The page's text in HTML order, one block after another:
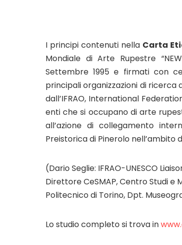
I principi contenuti nella Carta
Mondiale di Arte Rupestre
Settembre 1995 e firmati con
principali organizzazioni di
dall’IFRAO, International
enti che si occupano di arte
all’azione di collegamento
Preistorica di Pinerolo nell’ambito
(Dario Seglie: IFRAO-UNESCO
Direttore CeSMAP, Centro Studi e
Politecnico di Torino, Dpt.
Lo studio completo si trova in